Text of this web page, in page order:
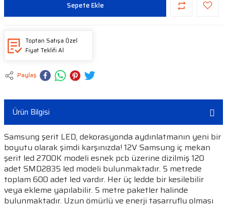
Sepete Ekle
Toptan Satışa Özel
Fiyat Teklifi Al
Paylaş
Ürün Bilgisi
Samsung şerit LED, dekorasyonda aydınlatmanın yeni bir
boyutu olarak şimdi karşınızda! 12V Samsung iç mekan
şerit led 2700K modeli esnek pcb üzerine dizilmiş 120
adet SMD2835 led modeli bulunmaktadır. 5 metrede
toplam 600 adet led vardır. Her üç ledde bir kesilebilir
veya ekleme yapılabilir. 5 metre paketler halinde
bulunmaktadır. Uzun ömürlü ve enerji tasarruflu olması